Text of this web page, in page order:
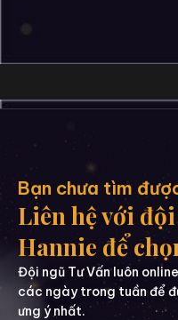
Bạn chưa tìm
Liên hệ với
Hannie để
Đội ngũ Tư Vấn luôn
các ngày trong tuần để
ưng ý nhất.